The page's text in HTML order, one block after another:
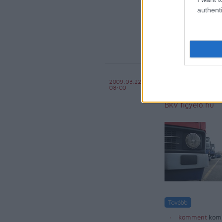
komment
A BKV-
BKV figyelő.hu
2009.03.22
08:00
komment